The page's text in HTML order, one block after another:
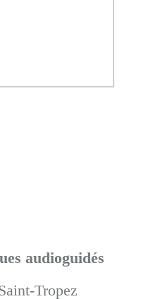
audioguidés
Tropez